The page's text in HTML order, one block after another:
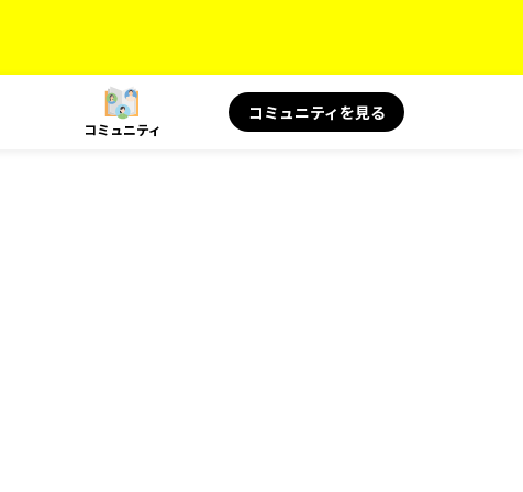
コミュニティ
コミュニティを見る